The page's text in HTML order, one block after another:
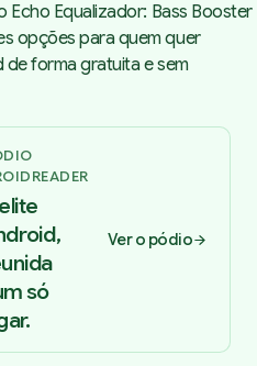
Echo Equalizador: Bass Booster
opções para quem quer
de forma gratuita e sem
só
Ver o pódio